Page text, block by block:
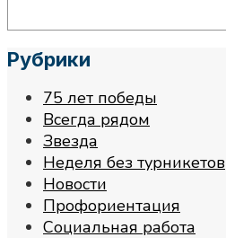
Рубрики
75 лет победы
Всегда рядом
Звезда
Неделя без турникетов
Новости
Профориентация
Социальная работа